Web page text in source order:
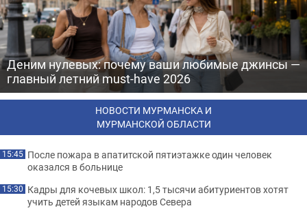
Деним нулевых: почему ваши любимые джинсы —
главный летний must-have 2026
НОВОСТИ МУРМАНСКА И
МУРМАНСКОЙ ОБЛАСТИ
15:45 После пожара в апатитской пятиэтажке один человек
оказался в больнице
15:30 Кадры для кочевых школ: 1,5 тысячи абитуриентов хотят
учить детей языкам народов Севера